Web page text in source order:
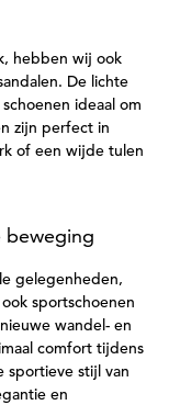
hebben wij ook
De lichte
ideaal om
zijn perfect in
of een wijde tulen
beweging
gelegenheden,
sportschoenen
wandel- en
comfort tijdens
sportieve stijl van
en